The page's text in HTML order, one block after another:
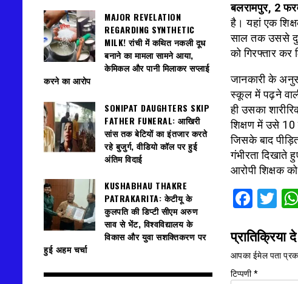
बलरामपुर, 2
है। यहां एक
साल तक उससे
को गिरफ्तार कर
जानकारी के
स्कूल में पढ़ने
ही उसका
शिक्षण में उसे 10
जिसके बाद
गंभीरता दिखाते
आरोपी शिक्षक
प्रातिक्रिया दे
आपका ईमेल पता
टिप्पणी*
MAJOR REVELATION
REGARDING SYNTHETIC
MILK! रांची में कथित नकली दूध
बनाने का मामला सामने आया,
केमिकल और पानी मिलाकर सप्लाई
करने का आरोप
SONIPAT DAUGHTERS SKIP
FATHER FUNERAL: आखिरी
सांस तक बेटियों का इंतजार करते
रहे बुजुर्ग, वीडियो कॉल पर हुई
अंतिम विदाई
KUSHABHAU THAKRE
PATRAKARITA: केटीयू के
कुलपति की डिप्टी सीएम अरुण
साव से भेंट, विश्वविद्यालय के
विकास और युवा सशक्तिकरण पर
हुई अहम चर्चा